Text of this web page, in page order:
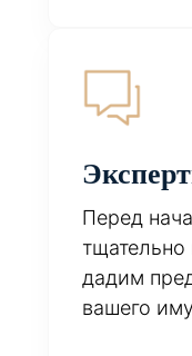
Перед
дадим
вашего